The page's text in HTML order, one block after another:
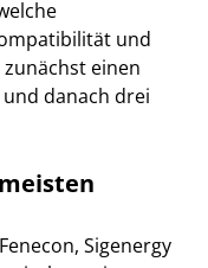
und
einen
und danach drei
Sigenergy